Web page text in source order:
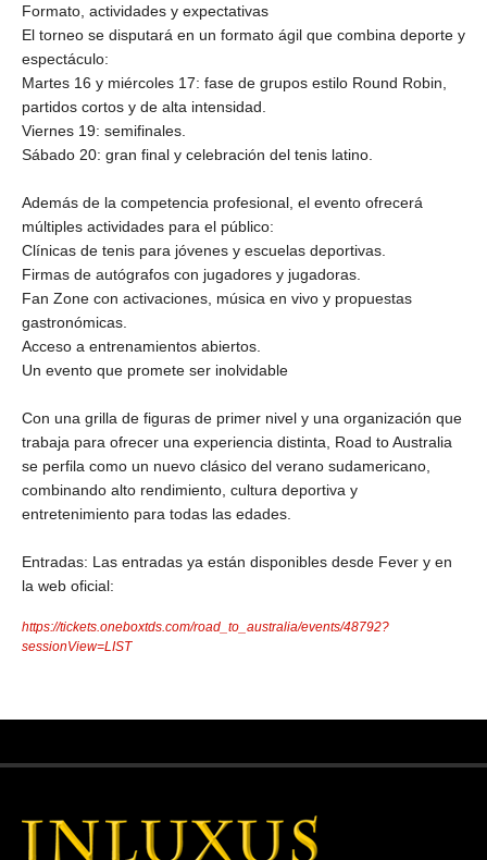
Formato, actividades y expectativas
El torneo se disputará en un formato ágil que combina deporte y
espectáculo:
Martes 16 y miércoles 17: fase de grupos estilo Round Robin,
partidos cortos y de alta intensidad.
Viernes 19: semifinales.
Sábado 20: gran final y celebración del tenis latino.
Además de la competencia profesional, el evento ofrecerá
múltiples actividades para el público:
Clínicas de tenis para jóvenes y escuelas deportivas.
Firmas de autógrafos con jugadores y jugadoras.
Fan Zone con activaciones, música en vivo y propuestas
gastronómicas.
Acceso a entrenamientos abiertos.
Un evento que promete ser inolvidable
Con una grilla de figuras de primer nivel y una organización que
trabaja para ofrecer una experiencia distinta, Road to Australia
se perfila como un nuevo clásico del verano sudamericano,
combinando alto rendimiento, cultura deportiva y
entretenimiento para todas las edades.
Entradas: Las entradas ya están disponibles desde Fever y en
la web oficial:
https://tickets.oneboxtds.com/road_to_australia/events/48792?
sessionView=LIST